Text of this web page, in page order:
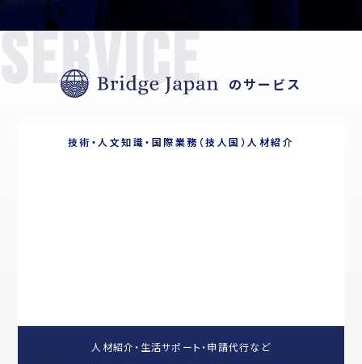
service のサービス
技術・人文知識・国際業務（技人国）人材紹介
人材紹介・生活サポート・申請代行など